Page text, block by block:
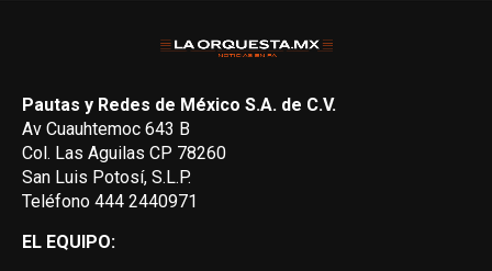
Pautas y Redes de México S.A. de C.V.
Av Cuauhtemoc 643 B
Col. Las Aguilas CP 78260
San Luis Potosí, S.L.P.
Teléfono 444 2440971
EL EQUIPO: